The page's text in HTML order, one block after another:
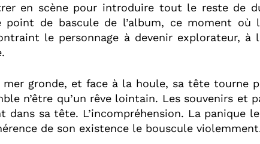
en scène pour introduire tout le reste de
de bascule de l’album, ce moment où
le personnage à devenir explorateur, à
mer gronde, et face à la houle, sa tête tourne
n’être qu’un rêve lointain. Les souvenirs et
dans sa tête. L’incompréhension. La panique
de son existence le bouscule